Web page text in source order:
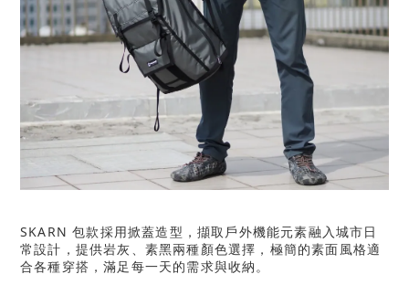
SKARN 包款採用掀蓋造型，擷取戶外機能元素融入城市日
常設計，提供岩灰、素黑兩種顏色選擇，極簡的素面風格適
合各種穿搭，滿足每一天的需求與收納。